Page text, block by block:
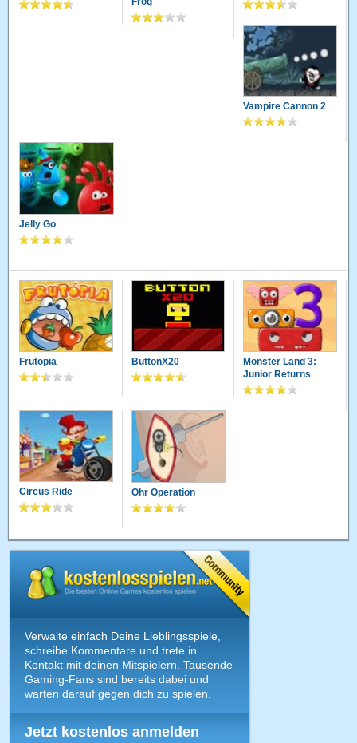
Vampire Cannon 2
Jelly Go
Frutopia ButtonX20
Monster Land 3:
Junior Returns
Circus Ride Ohr Operation
Verwalte einfach Deine Lieblingsspiele,
schreibe Kommentare und trete in
Kontakt mit deinen Mitspielern. Tausende
Gaming-Fans sind bereits dabei und
warten darauf gegen dich zu spielen.
Jetzt kostenlos anmelden